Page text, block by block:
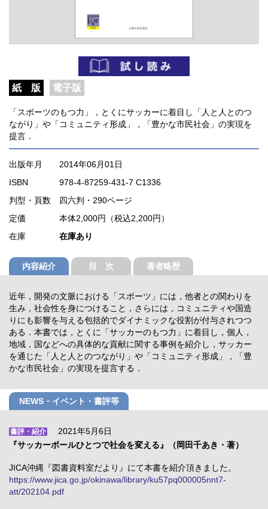
紙 版 電子版
「スポーツのもつ力」，とくにサッカーに着目し「人と人とのつ
ながり」や「コミュニティ形成」，「豊かな市民社会」の実現を
提言．
出版年月
2014年06月01日
ISBN
978-4-87259-431-7 C1336
判型・頁数 四六判・290ページ
定価
本体2,000円（税込2,200円）
在庫
在庫あり
内容紹介 目 次 著者略歴
近年，開発の文脈における「スポーツ」には，他者との関わりを
生み，社会性を身につけること，さらには，コミュニティや国造
りにも影響を与える包括的でダイナミックな役割が付与されつつ
ある．本書では，とくに「サッカーのもつ力」に着目し，個人，
地域，国などへの具体的な貢献に関する事例を紹介し，サッカー
を通じた「人と人とのつながり」や「コミュニティ形成」，「豊
かな市民社会」の実現を提言する．
NEWS・イベント・書評等
書評・紹介
2021年5月6日
『サッカーボールひとつで社会を変える』（岡田千あき・著）
JICA沖縄『図書資料室だより』にて本書を紹介頂きました。
https://www.jica.go.jp/okinawa/library/ku57pq000005nnt7-
att/202104.pdf